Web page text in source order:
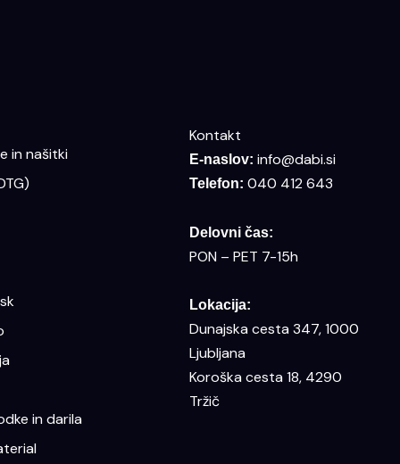
in našitki
in darila
Kontakt
E-naslov: info@dabi.si
Telefon: 040 412 643
Delovni čas:
PON – PET 7-15h
Lokacija:
Dunajska cesta 347, 1000
Ljubljana
Koroška cesta 18, 4290
Tržič